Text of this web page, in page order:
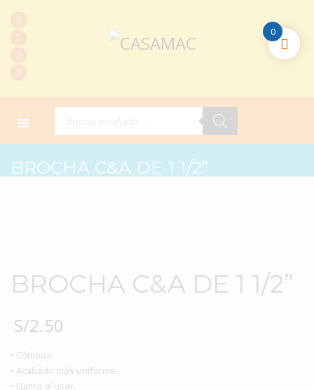
Products
BROCHA C&A DE 1 1/2”
BROCHA C&A DE 1 1/2”
S/2.50
• Cómoda.
• Acabado más uniforme.
• Ligera al usar.
0